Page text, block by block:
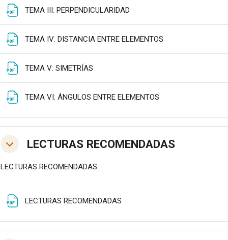
TEMA III: PERPENDICULARIDAD
TEMA IV: DISTANCIA ENTRE ELEMENTOS
TEMA V: SIMETRÍAS
TEMA VI: ÁNGULOS ENTRE ELEMENTOS
TolestuLECTURAS RECOMENDADAS
LECTURAS RECOMENDADAS
LECTURAS RECOMENDADAS